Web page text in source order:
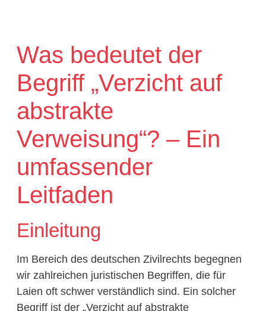
Was bedeutet der
Begriff „Verzicht auf
abstrakte
Verweisung“? – Ein
umfassender
Leitfaden
Einleitung
Im Bereich des deutschen Zivilrechts begegnen
wir zahlreichen juristischen Begriffen, die für
Laien oft schwer verständlich sind. Ein solcher
Begriff ist der „Verzicht auf abstrakte